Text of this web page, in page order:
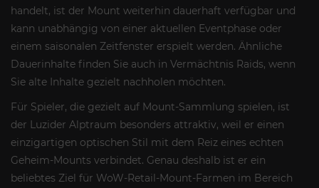
handelt, ist der Mount weiterhin dauerhaft verfügbar und
kann unabhängig von einer aktuellen Eventphase oder
einem saisonalen Zeitfenster erspielt werden. Ähnliche
Dauerinhalte finden Sie auch in Vermächtnis Raids, wenn
Sie alte Inhalte gezielt nachholen möchten.
Für Spieler, die gezielt auf Mount-Sammlung spielen, ist
der Luzider Alptraum besonders attraktiv, weil er einen
einzigartigen optischen Stil mit dem Reiz eines echten
Geheim-Mounts verbindet. Genau deshalb ist er ein
beliebtes Ziel für WoW-Retail-Mount-Farmen im Bereich